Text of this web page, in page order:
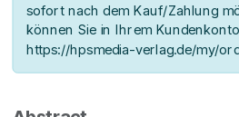
sofort nach dem Kauf/Zahlung
können Sie in Ihrem
https://hpsmedia-verlag.de/my/